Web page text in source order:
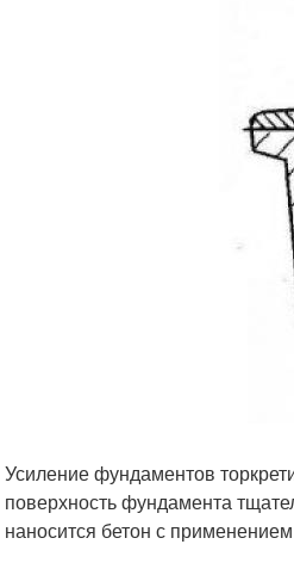
Усиление фундаментов
поверхность фундамента
наносится бетон с